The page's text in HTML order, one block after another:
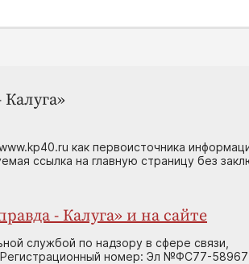
как первоисточника
ссылка на главную страницу без
- Калуга» и на сайте
службой по надзору в сфере связи,
Регистрационный номер: Эл №ФС77-58967